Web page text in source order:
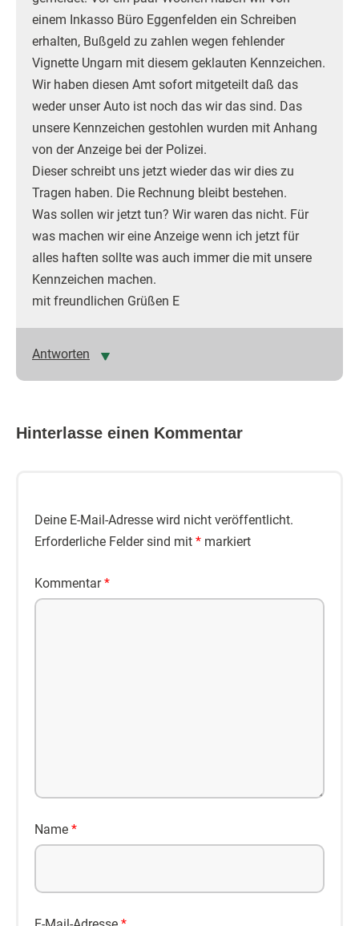
einem Inkasso Büro Eggenfelden ein Schreiben
erhalten, Bußgeld zu zahlen wegen fehlender
Vignette Ungarn mit diesem geklauten Kennzeichen.
Wir haben diesen Amt sofort mitgeteilt daß das
weder unser Auto ist noch das wir das sind. Das
unsere Kennzeichen gestohlen wurden mit Anhang
von der Anzeige bei der Polizei.
Dieser schreibt uns jetzt wieder das wir dies zu
Tragen haben. Die Rechnung bleibt bestehen.
Was sollen wir jetzt tun? Wir waren das nicht. Für
was machen wir eine Anzeige wenn ich jetzt für
alles haften sollte was auch immer die mit unsere
Kennzeichen machen.
mit freundlichen Grüßen E
Antworten
Hinterlasse einen Kommentar
Deine E-Mail-Adresse wird nicht veröffentlicht.
Erforderliche Felder sind mit * markiert
Kommentar*
Name *